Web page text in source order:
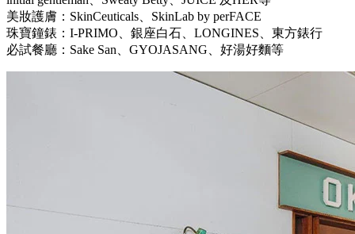
美妝護膚：SkinCeuticals、SkinLab by perFACE
珠寶鐘錶：I-PRIMO、銀座白石、LONGINES、東方錶行
必試餐廳：Sake San、GYOJASANG、好湯好麵等